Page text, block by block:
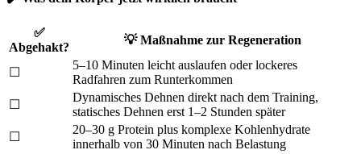
✅
Abgehakt?
💡Maßnahme zur Regeneration
☐
5–10 Minuten leicht auslaufen oder lockeres
Radfahren zum Runterkommen
☐
Dynamisches Dehnen direkt nach dem Training,
statisches Dehnen erst 1–2 Stunden später
☐
20–30 g Protein plus komplexe Kohlenhydrate
innerhalb von 30 Minuten nach Belastung